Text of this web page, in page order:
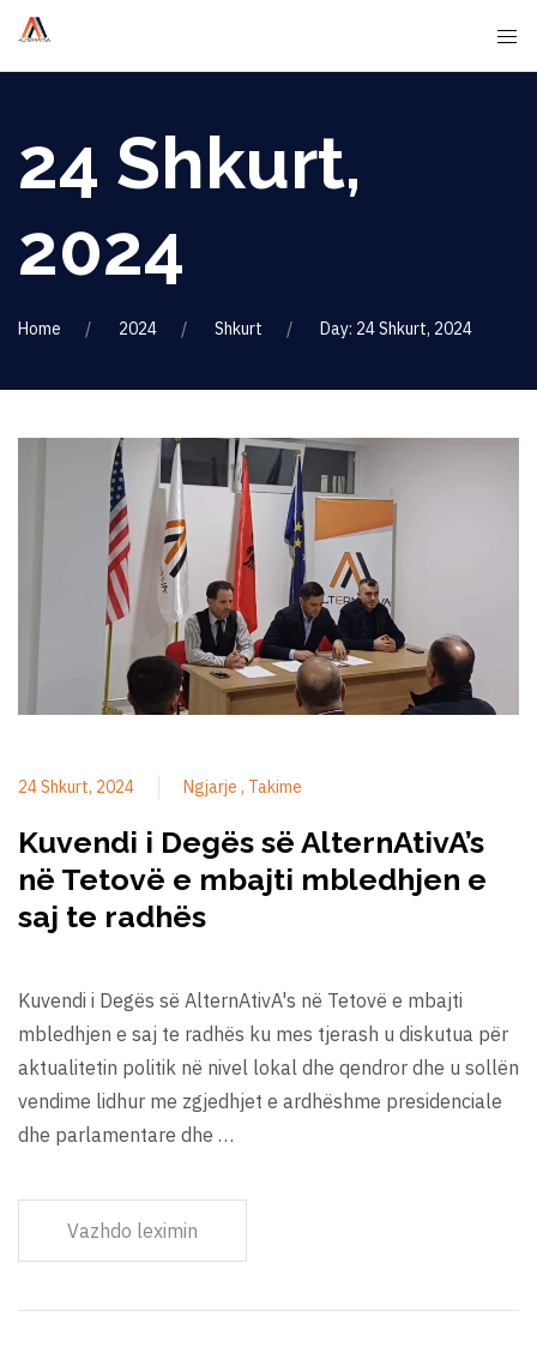
24 Shkurt,
2024
Home 2024 Shkurt Day: 24 Shkurt, 2024
24 Shkurt, 2024 Ngjarje Takime
Kuvendi i Degës së AlternAtivA’s
në Tetovë e mbajti mbledhjen e
saj te radhës
Kuvendi i Degës së AlternAtivA's në Tetovë e mbajti
mbledhjen e saj te radhës ku mes tjerash u diskutua për
aktualitetin politik në nivel lokal dhe qendror dhe u sollën
vendime lidhur me zgjedhjet e ardhëshme presidenciale
dhe parlamentare dhe …
Vazhdo leximin